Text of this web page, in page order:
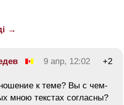
→
9 апр, 12:02 +2
к теме? Вы с чем-
мною текстах согласны?